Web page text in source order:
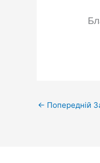
← Попередній